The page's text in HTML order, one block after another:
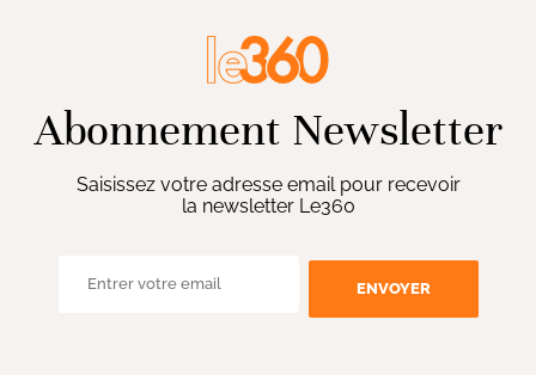
Abonnement Newsletter
Saisissez votre adresse email pour recevoir
la newsletter Le360
ENVOYER